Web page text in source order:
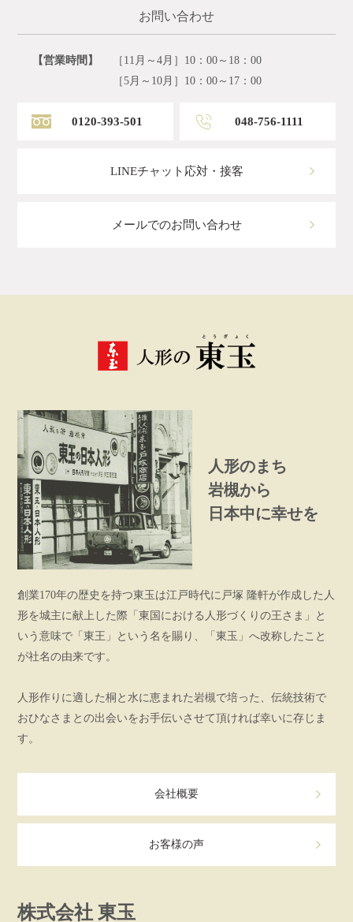
お問い合わせ
【営業時間】
［11月～4月］10：00～18：00
［5月～10月］10：00～17：00
0120-393-501 048-756-1111
LINEチャット応対・接客
メールでのお問い合わせ
人形のまち
岩槻から
日本中に幸せを
創業170年の歴史を持つ東玉は江戸時代に戸塚 隆軒が作成した人
形を城主に献上した際「東国における人形づくりの王さま」と
いう意味で「東王」という名を賜り、「東玉」へ改称したこと
が社名の由来です。
人形作りに適した桐と水に恵まれた岩槻で培った、伝統技術で
おひなさまとの出会いをお手伝いさせて頂ければ幸いに存じま
す。
会社概要
お客様の声
株式会社 東玉